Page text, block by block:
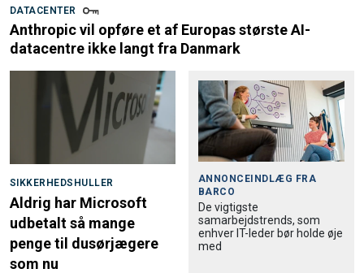
DATACENTER
Anthropic vil opføre et af Europas største AI-
datacentre ikke langt fra Danmark
SIKKERHEDSHULLER
Aldrig har Microsoft
udbetalt så mange
penge til dusørjægere
som nu
ANNONCEINDLÆG FRA
BARCO
De vigtigste
samarbejdstrends, som
enhver IT-leder bør holde øje
med